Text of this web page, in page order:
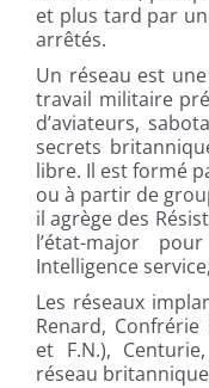
et plus tard par
arrêtés.
Un réseau est
travail militaire
d’aviateurs,
secrets
libre. Il est formé
ou à partir de
il agrège des
l’état-major
Intelligence
Les réseaux
Renard, Confrérie
et F.N.),
réseau